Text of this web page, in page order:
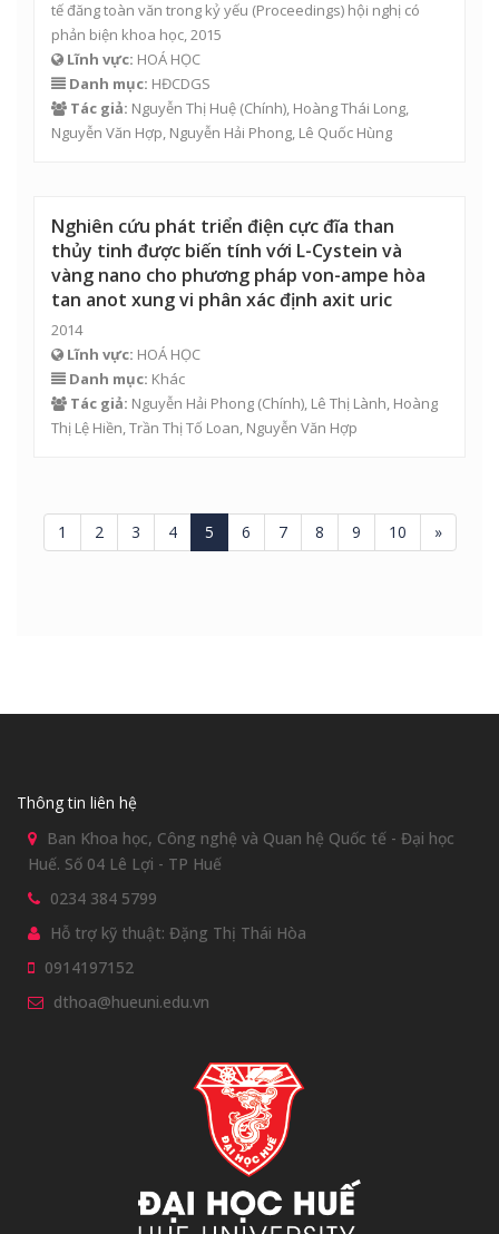
tế đăng toàn văn trong kỷ yếu (Proceedings) hội nghị có
phản biện khoa học, 2015
Lĩnh vực: HOÁ HỌC
Danh mục: HĐCDGS
Tác giả: Nguyễn Thị Huệ (Chính), Hoàng Thái Long,
Nguyễn Văn Hợp, Nguyễn Hải Phong, Lê Quốc Hùng
Nghiên cứu phát triển điện cực đĩa than
thủy tinh được biến tính với L-Cystein và
vàng nano cho phương pháp von-ampe hòa
tan anot xung vi phân xác định axit uric
2014
Lĩnh vực: HOÁ HỌC
Danh mục: Khác
Tác giả: Nguyễn Hải Phong (Chính), Lê Thị Lành, Hoàng
Thị Lệ Hiền, Trần Thị Tố Loan, Nguyễn Văn Hợp
1 2 3 4 5 6 7 8 9 10 »
Thông tin liên hệ
Ban Khoa học, Công nghệ và Quan hệ Quốc tế - Đại học
Huế. Số 04 Lê Lợi - TP Huế
0234 384 5799
Hỗ trợ kỹ thuật: Đặng Thị Thái Hòa
0914197152
dthoa@hueuni.edu.vn